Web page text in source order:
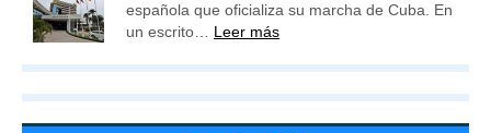
española que oficializa su marcha de Cuba. En
un escrito… Leer más